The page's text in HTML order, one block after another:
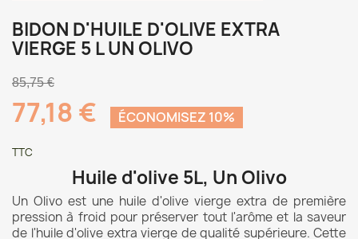
BIDON D'HUILE D'OLIVE EXTRA
VIERGE 5 L UN OLIVO
85,75 €
77,18 € ÉCONOMISEZ 10%
TTC
Huile d'olive 5L, Un Olivo
Un Olivo est une huile d'olive vierge extra de première
pression à froid pour préserver tout l'arôme et la saveur
de l'huile d'olive extra vierge de qualité supérieure. Cette